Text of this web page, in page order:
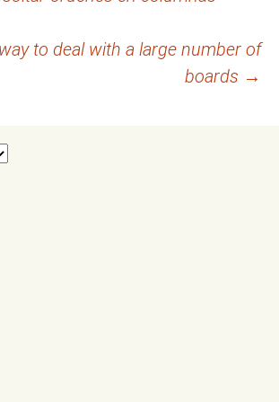
to deal with a large number of
boards →